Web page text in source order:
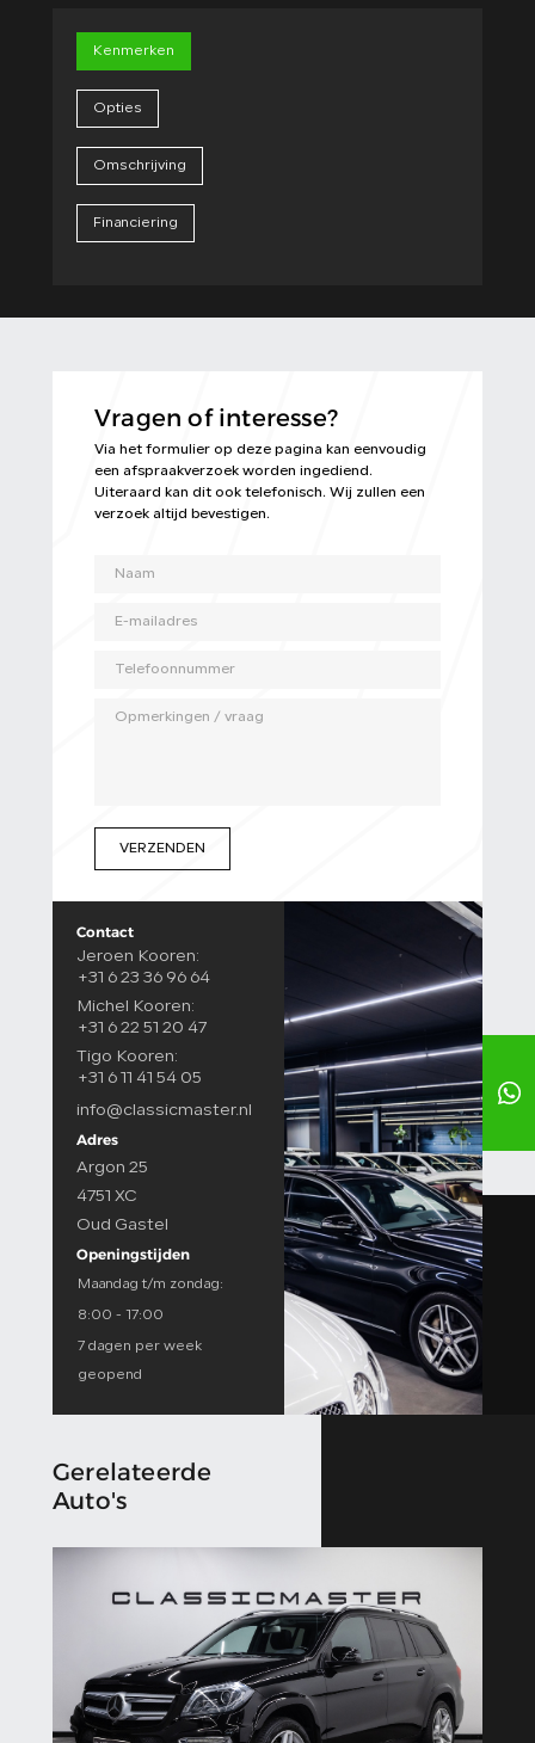
Kenmerken
Opties
Omschrijving
Financiering
Vragen of interesse?
Via het formulier op deze pagina kan eenvoudig
een afspraakverzoek worden ingediend.
Uiteraard kan dit ook telefonisch. Wij zullen een
verzoek altijd bevestigen.
VERZENDEN
Contact
Jeroen Kooren:
+31 6 23 36 96 64
Michel Kooren:
+31 6 22 51 20 47
Tigo Kooren:
+31 6 11 41 54 05
info@classicmaster.nl
Adres
Argon 25
4751 XC
Oud Gastel
Openingstijden
Maandag t/m zondag:
8:00 - 17:00
7 dagen per week
geopend
Gerelateerde
Auto's